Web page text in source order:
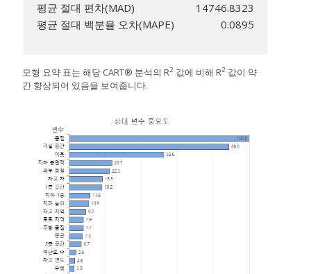
평균 절대 편차(MAD)
14746.8323
평균 절대 백분율 오차(MAPE)
0.0895
모형 요약 표는 해당 CART® 분석의 R2 값에 비해 R2 값이 약
간 향상되어 있음을 보여줍니다.